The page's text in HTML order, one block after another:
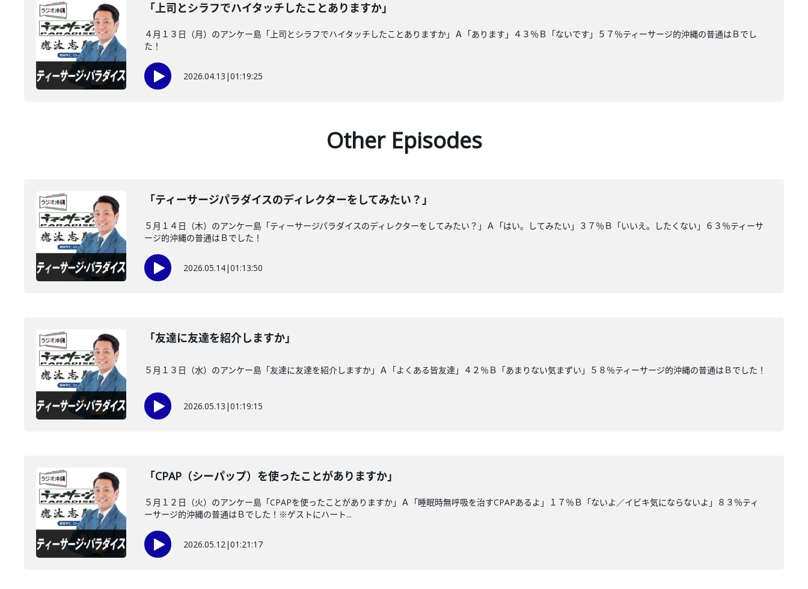
「上司とシラフでハイタッチしたことありますか」
４月１３日（月）のアンケー島「上司とシラフでハイタッチしたことありますか」Ａ「あります」４３％Ｂ「ないです」５７％ティーサージ的沖縄の普通はＢでし
た！
2026.04.13 |01:19:25
Other Episodes
「ティーサージパラダイスのディレクターをしてみたい？」
５月１４日（木）のアンケー島「ティーサージパラダイスのディレクターをしてみたい？」Ａ「はい。してみたい」３７％Ｂ「いいえ。したくない」６３％ティーサ
ージ的沖縄の普通はＢでした！
2026.05.14|01:13:50
「友達に友達を紹介しますか」
５月１３日（水）のアンケー島「友達に友達を紹介しますか」Ａ「よくある皆友達」４２％Ｂ「あまりない気まずい」５８％ティーサージ的沖縄の普通はＢでした！
2026.05.13 |01:19:15
「CPAP（シーパップ）を使ったことがありますか」
５月１２日（火）のアンケー島「CPAPを使ったことがありますか」Ａ「睡眠時無呼吸を治すCPAPあるよ」１７％Ｂ「ないよ／イビキ気にならないよ」８３％ティ
ーサージ的沖縄の普通はＢでした！※ゲストにハート...
2026.05.12|01:21:17